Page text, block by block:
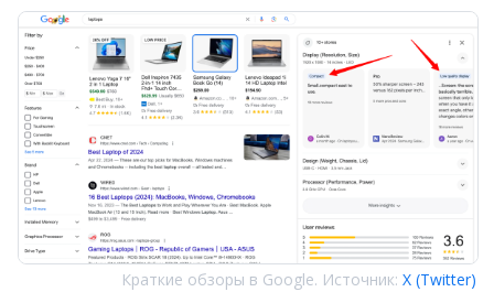
Краткие обзоры в Google. Источник: X (Twitter)